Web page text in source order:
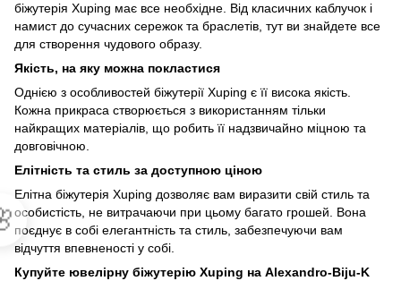
біжутерія Xuping має все необхідне. Від класичних каблучок і
намист до сучасних сережок та браслетів, тут ви знайдете все
для створення чудового образу.
Якість, на яку можна покластися
Однією з особливостей біжутерії Xuping є її висока якість.
Кожна прикраса створюється з використанням тільки
найкращих матеріалів, що робить її надзвичайно міцною та
довговічною.
Елітність та стиль за доступною ціною
Елітна біжутерія Xuping дозволяє вам виразити свій стиль та
особистість, не витрачаючи при цьому багато грошей. Вона
поєднує в собі елегантність та стиль, забезпечуючи вам
відчуття впевненості у собі.
Купуйте ювелірну біжутерію Xuping на Alexandro-Biju-K